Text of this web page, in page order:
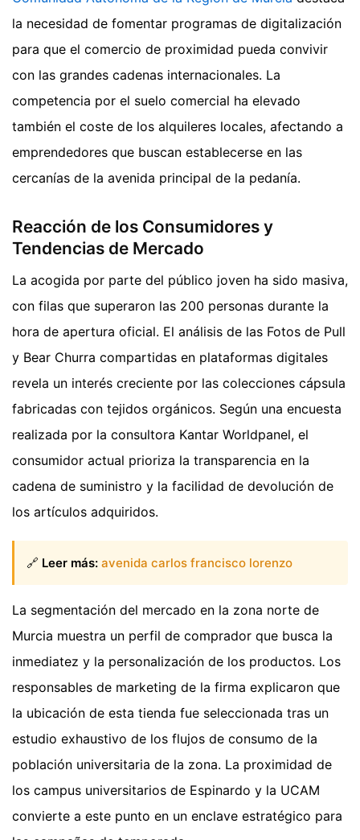
la necesidad de fomentar programas de digitalización
para que el comercio de proximidad pueda convivir
con las grandes cadenas internacionales. La
competencia por el suelo comercial ha elevado
también el coste de los alquileres locales, afectando a
emprendedores que buscan establecerse en las
cercanías de la avenida principal de la pedanía.
Reacción de los Consumidores y
Tendencias de Mercado
La acogida por parte del público joven ha sido masiva,
con filas que superaron las 200 personas durante la
hora de apertura oficial. El análisis de las Fotos de Pull
y Bear Churra compartidas en plataformas digitales
revela un interés creciente por las colecciones cápsula
fabricadas con tejidos orgánicos. Según una encuesta
realizada por la consultora Kantar Worldpanel, el
consumidor actual prioriza la transparencia en la
cadena de suministro y la facilidad de devolución de
los artículos adquiridos.
🔗 Leer más: avenida carlos francisco lorenzo
La segmentación del mercado en la zona norte de
Murcia muestra un perfil de comprador que busca la
inmediatez y la personalización de los productos. Los
responsables de marketing de la firma explicaron que
la ubicación de esta tienda fue seleccionada tras un
estudio exhaustivo de los flujos de consumo de la
población universitaria de la zona. La proximidad de
los campus universitarios de Espinardo y la UCAM
convierte a este punto en un enclave estratégico para